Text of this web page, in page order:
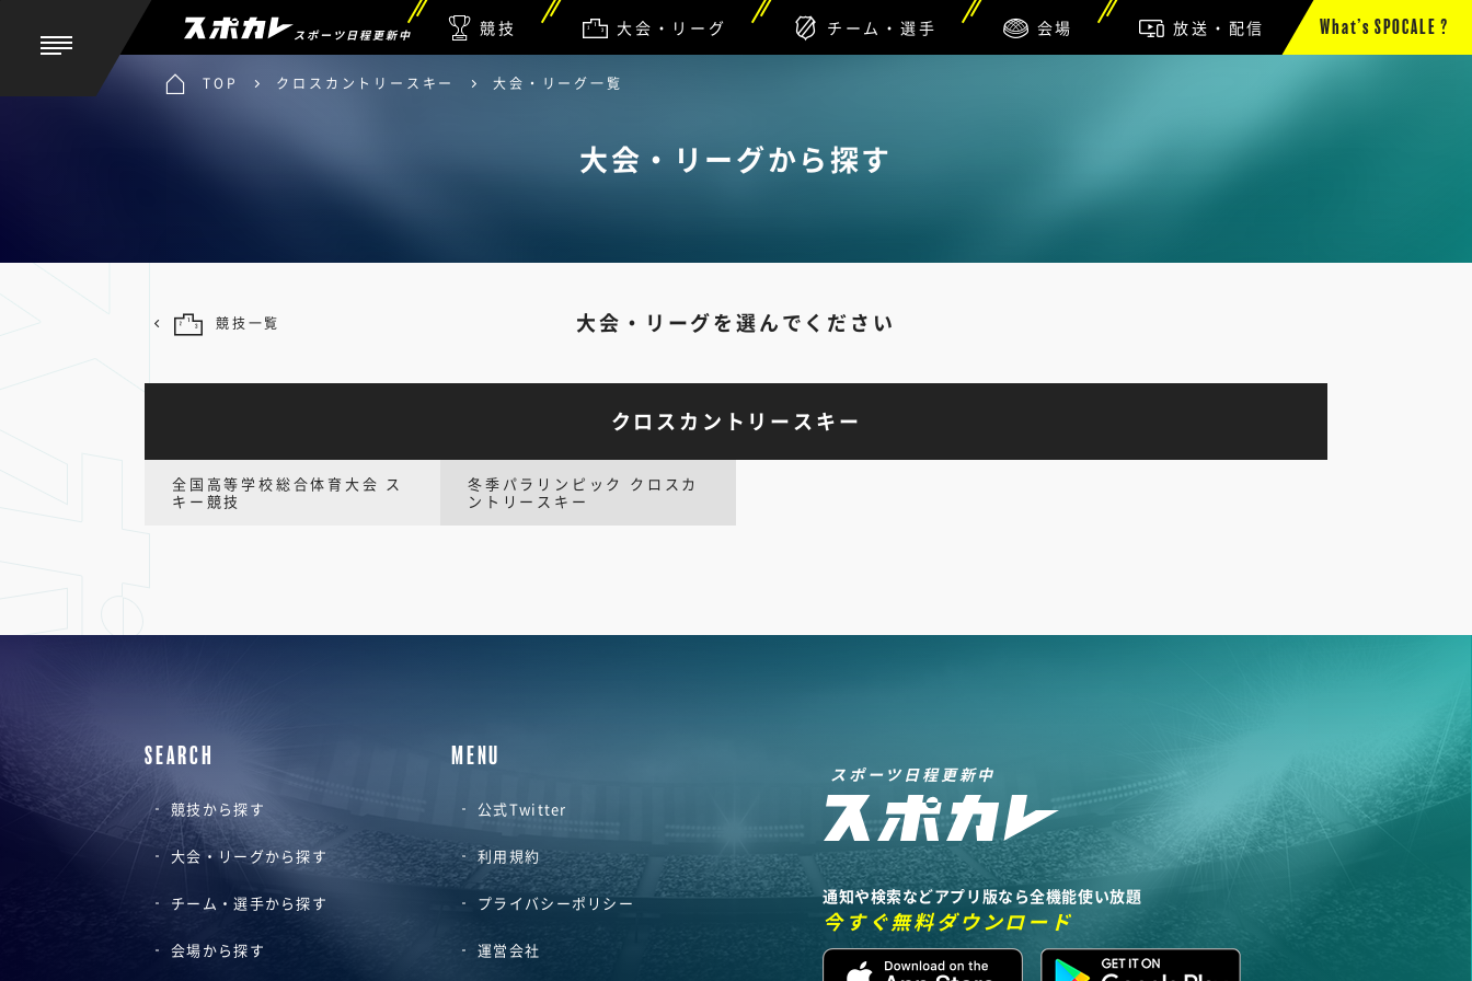
スポーツ日程更新中 競技 大会・リーグ チーム・選手 会場 放送・配信 What’s SPOCALE ?
TOP クロスカントリースキー 大会・リーグ一覧
大会・リーグから探す
大会・リーグを選んでください
競技一覧
クロスカントリースキー
全国高等学校総合体育大会 ス
キー競技
冬季パラリンピック クロスカ
ントリースキー
SEARCH
競技から探す
大会・リーグから探す
チーム・選手から探す
会場から探す
MENU
公式Twitter
利用規約
プライバシーポリシー
運営会社
スポーツ日程更新中
通知や検索などアプリ版なら全機能使い放題
今すぐ無料ダウンロード